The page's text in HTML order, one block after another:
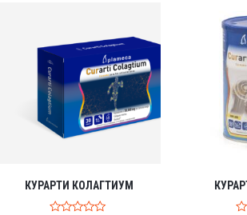
КУРАРТИ КОЛАГТИУМ